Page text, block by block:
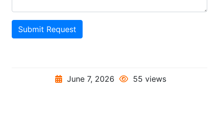
Submit Request
June 7, 2026 55 views